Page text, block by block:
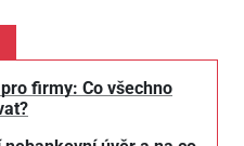
firmy: Co všechno